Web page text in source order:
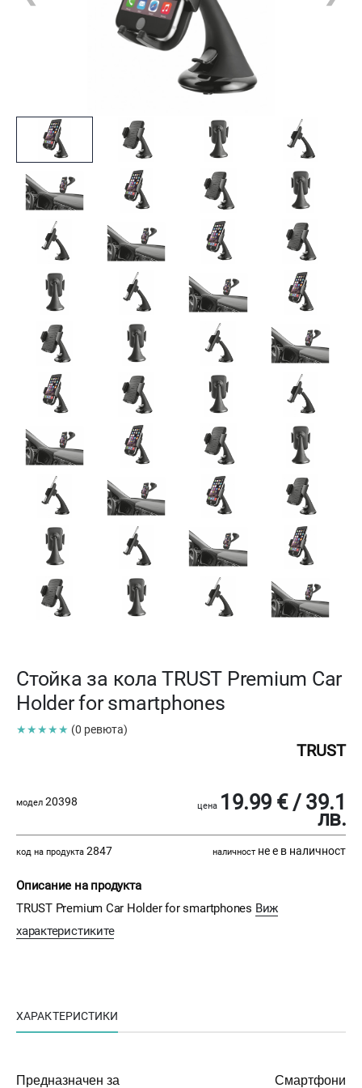
Стойка за кола TRUST Premium Car
Holder for smartphones
★★★★★ (0 ревюта)
TRUST
модел 20398 цена 19.99 € / 39.1
лв.
код на продукта 2847 наличност не е в наличност
Описание на продукта
TRUST Premium Car Holder for smartphones Виж
характеристиките
ХАРАКТЕРИСТИКИ
Предназначен за Смартфони